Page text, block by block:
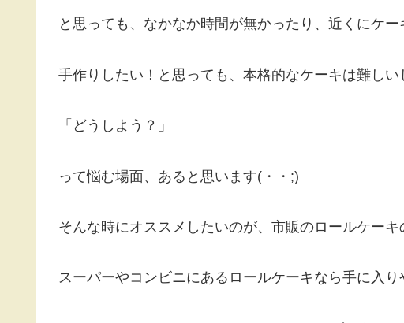
と思っても、なかなか時間が無かったり、近くにケー
手作りしたい！と思っても、本格的なケーキは難しい
「どうしよう？」
って悩む場面、あると思います(・・;)
そんな時にオススメしたいのが、市販のロールケー
スーパーやコンビニにあるロールケーキなら手に入り